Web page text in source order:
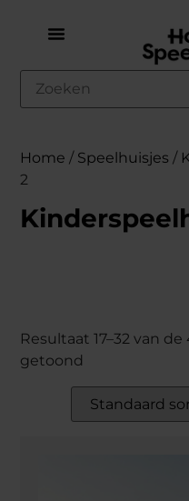
Home / Speelhuisjes /
2
Resultaat 17–32 van
getoond